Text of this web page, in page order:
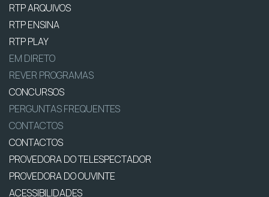
RTP ARQUIVOS
RTP ENSINA
RTP PLAY
EM DIRETO
REVER PROGRAMAS
CONCURSOS
PERGUNTAS FREQUENTES
CONTACTOS
CONTACTOS
PROVEDORA DO TELESPECTADOR
PROVEDORA DO OUVINTE
ACESSIBILIDADES